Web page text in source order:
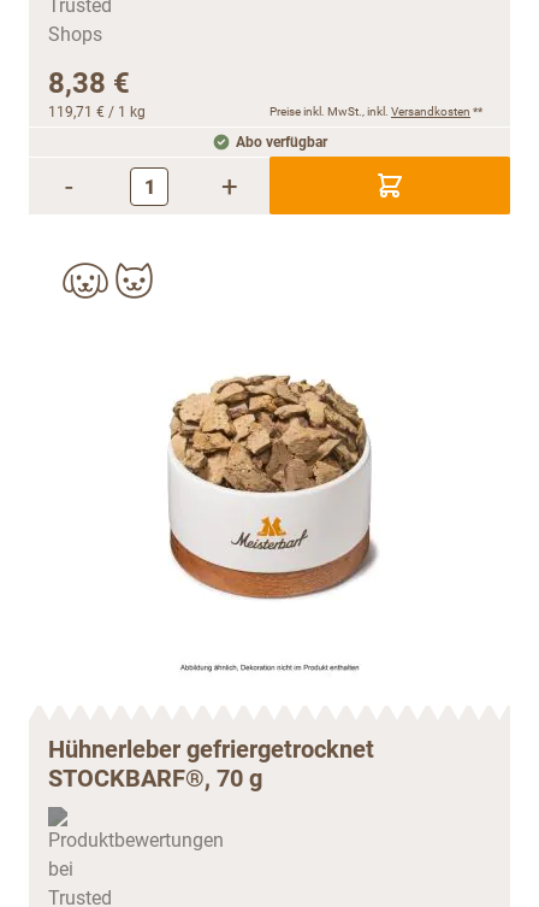
8,38 €
119,71 € / 1 kg Preise inkl. MwSt., inkl. Versandkosten **
Abo verfügbar
- +
Hühnerleber gefriergetrocknet
STOCKBARF®, 70 g